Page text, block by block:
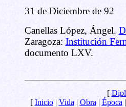
31 de Diciembre de 92
Canellas López, Ángel.
Zaragoza: Institución
documento LXV.
[
[ Inicio| Vida | Obra | Época